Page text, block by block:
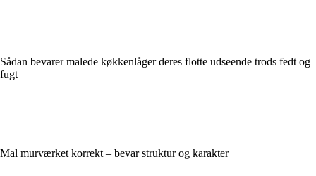
Sådan bevarer malede køkkenlåger deres flotte udseende trods fedt og
fugt
Mal murværket korrekt – bevar struktur og karakter